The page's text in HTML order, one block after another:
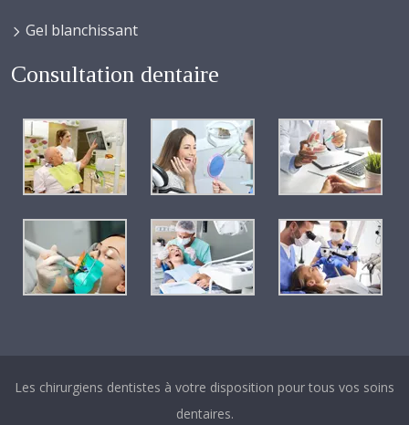
Gel blanchissant
Consultation dentaire
Les chirurgiens dentistes à votre disposition pour tous vos soins
dentaires.